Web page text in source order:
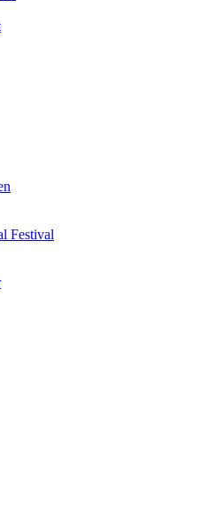
Festival